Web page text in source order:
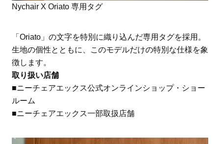
Nychair X Oriato 専用タグ
「Oriato」の文字を特別に織り込んだ専用タグを採用。
生地の個性とともに、このモデルだけの特別な仕様を象
徴します。
取り扱い店舗
■ニーチェアエックス公式オンラインショップ・ショー
ルーム
■ニーチェアエックス一部取扱店舗